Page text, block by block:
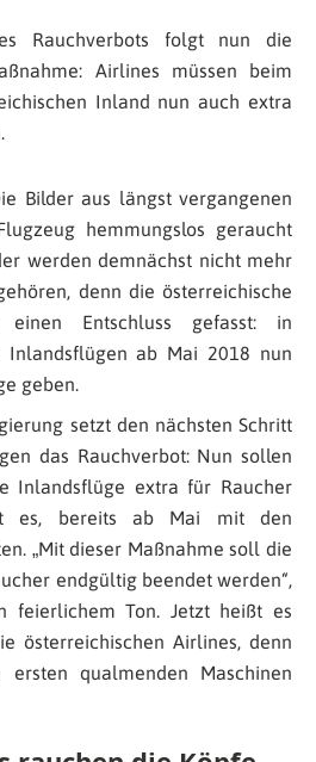
Rauchverbots folgt nun die
Airlines müssen beim
Inland nun auch extra
Bilder aus längst vergangenen
hemmungslos geraucht
werden demnächst nicht mehr
denn die österreichische
Entschluss gefasst: in
ab Mai 2018 nun
geben.
setzt den nächsten Schritt
das Rauchverbot: Nun sollen
Inlandsflüge extra für Raucher
es, bereits ab Mai mit den
„Mit dieser Maßnahme soll die
endgültig beendet werden“,
feierlichem Ton. Jetzt heißt es
österreichischen Airlines, denn
qualmenden Maschinen